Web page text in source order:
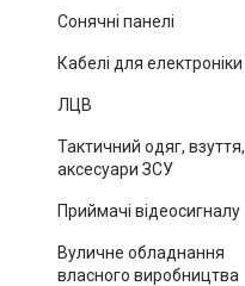
Сонячні панелі
Кабелі для електроніки
ЛЦВ
Тактичний одяг, взуття,
аксесуари ЗСУ
Приймачі відеосигналу
Вуличне обладнання
власного виробництва